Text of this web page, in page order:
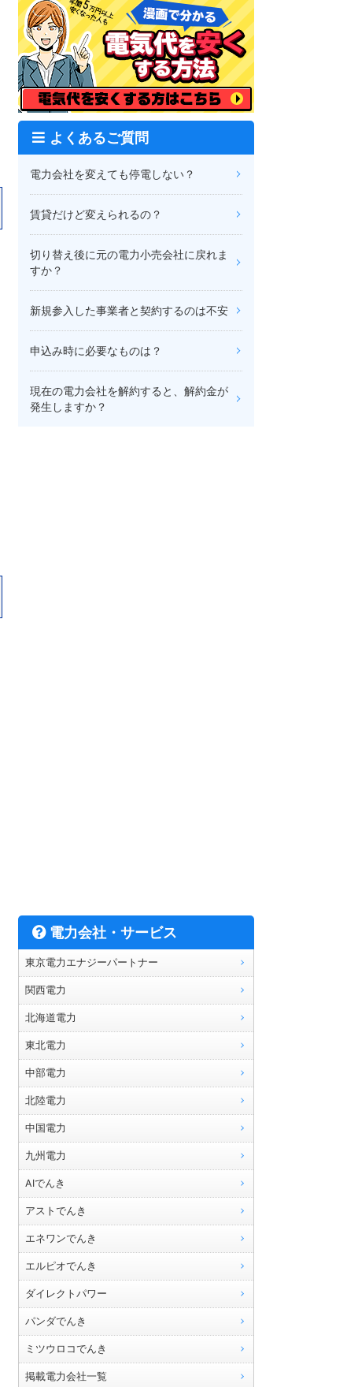
よくあるご質問
電力会社を変えても停電しない？
賃貸だけど変えられるの？
切り替え後に元の電力小売会社に戻れま
すか？
新規参入した事業者と契約するのは不安
申込み時に必要なものは？
現在の電力会社を解約すると、解約金が
発生しますか？
電力会社・サービス
東京電力エナジーパートナー
関西電力
北海道電力
東北電力
中部電力
北陸電力
中国電力
九州電力
AIでんき
アストでんき
エネワンでんき
エルピオでんき
ダイレクトパワー
パンダでんき
ミツウロコでんき
掲載電力会社一覧